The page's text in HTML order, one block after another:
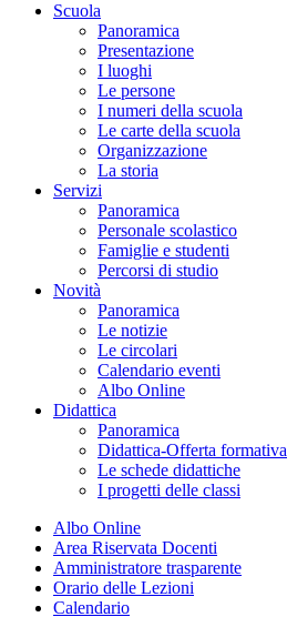
Scuola
Panoramica
Presentazione
I luoghi
Le persone
I numeri della scuola
Le carte della scuola
Organizzazione
La storia
Servizi
Panoramica
Personale scolastico
Famiglie e studenti
Percorsi di studio
Novità
Panoramica
Le notizie
Le circolari
Calendario eventi
Albo Online
Didattica
Panoramica
Didattica-Offerta formativa
Le schede didattiche
I progetti delle classi
Albo Online
Area Riservata Docenti
Amministratore trasparente
Orario delle Lezioni
Calendario